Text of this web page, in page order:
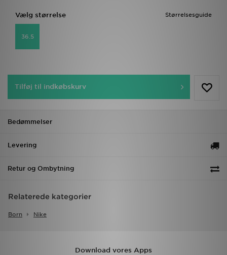
Størrelsesguide
Vælg størrelse
36.5
Tilføj til indkøbskurv
Bedømmelser
Levering
Retur og Ombytning
Relaterede kategorier
Born Nike
Download vores Apps
Mit JD